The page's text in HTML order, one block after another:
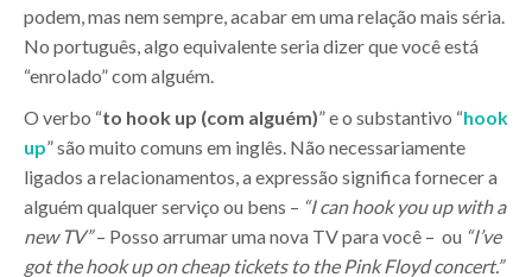
podem, mas nem sempre, acabar em uma relação mais séria.
No português, algo equivalente seria dizer que você está
“enrolado” com alguém.
O verbo “to hook up (com alguém)” e o substantivo “hook
up” são muito comuns em inglês. Não necessariamente
ligados a relacionamentos, a expressão significa fornecer a
alguém qualquer serviço ou bens – “I can hook you up with a
new TV”– Posso arrumar uma nova TV para você – ou “I’ve
got the hook up on cheap tickets to the Pink Floyd concert.”